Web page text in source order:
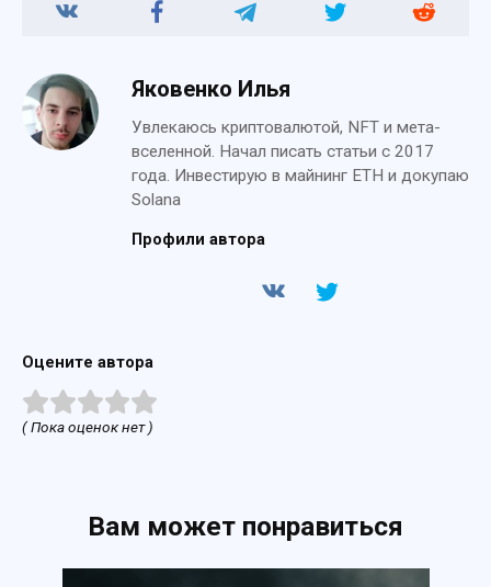
Яковенко Илья
Увлекаюсь криптовалютой, NFT и мета-
вселенной. Начал писать статьи с 2017
года. Инвестирую в майнинг ETH и докупаю
Solana
Профили автора
Оцените автора
( Пока оценок нет )
Вам может понравиться